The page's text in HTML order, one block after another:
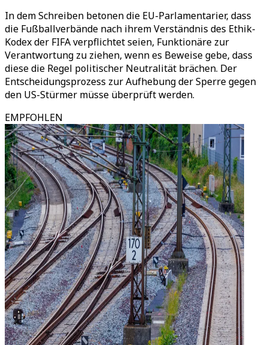
In dem Schreiben betonen die EU-Parlamentarier, dass
die Fußballverbände nach ihrem Verständnis des Ethik-
Kodex der FIFA verpflichtet seien, Funktionäre zur
Verantwortung zu ziehen, wenn es Beweise gebe, dass
diese die Regel politischer Neutralität brächen. Der
Entscheidungsprozess zur Aufhebung der Sperre gegen
den US-Stürmer müsse überprüft werden.
EMPFOHLEN